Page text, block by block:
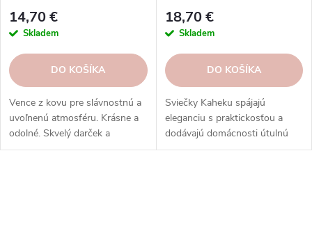
14,70 €
Skladem
DO KOŠÍKA
Vence z kovu pre slávnostnú a
uvoľnenú atmosféru. Krásne a
odolné. Skvelý darček a
dekorácia. Objednajte si ešte
18,70 €
Skladem
DO KOŠÍKA
Sviečky Kaheku spájajú
eleganciu s praktickosťou a
dodávajú domácnosti útulnú
atmosféru.